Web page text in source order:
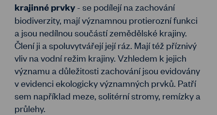
krajinné prvky - se podílejí na zachování
biodiverzity, mají významnou protierozní funkci
a jsou nedílnou součástí zemědělské krajiny.
Člení ji a spoluvytvářejí její ráz. Mají též příznivý
vliv na vodní režim krajiny. Vzhledem k jejich
významu a důležitosti zachování jsou evidovány
v evidenci ekologicky významných prvků. Patří
sem například meze, solitérní stromy, remízky a
průlehy.